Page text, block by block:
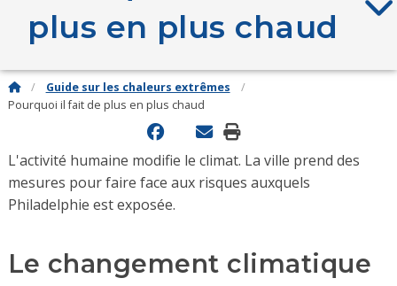
plus en plus chaud
Guide sur les chaleurs extrêmes
Pourquoi il fait de plus en plus chaud
L'activité humaine modifie le climat. La ville prend des
mesures pour faire face aux risques auxquels
Philadelphie est exposée.
Le changement climatique